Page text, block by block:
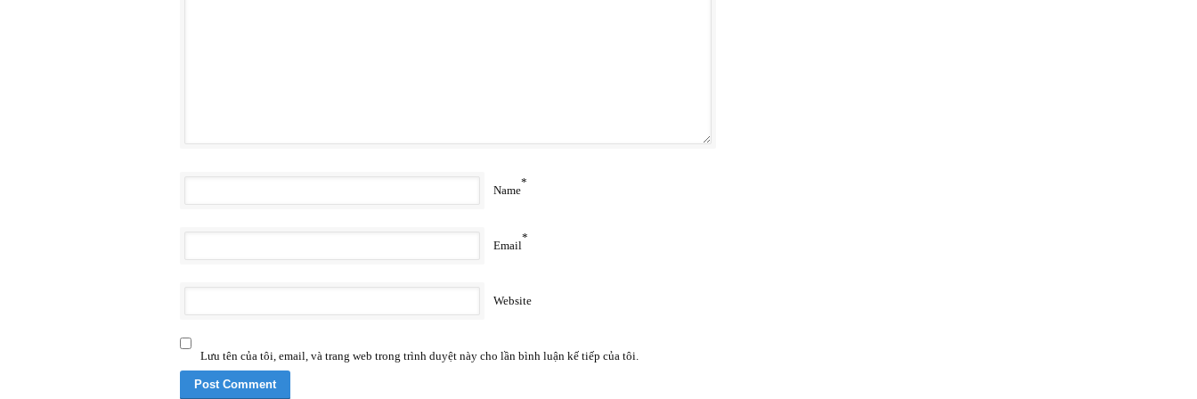
Name
*
Email
*
Website
Lưu tên của tôi, email, và trang web trong trình duyệt này cho lần bình luận kế tiếp của tôi.